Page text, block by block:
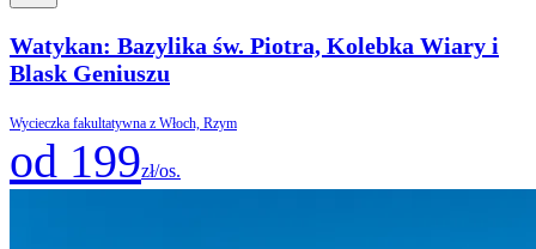
Watykan: Bazylika św. Piotra, Kolebka Wiary i
Blask Geniuszu
Wycieczka fakultatywna z Włoch, Rzym
od 199zł/os.